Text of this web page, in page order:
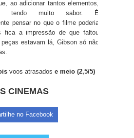
ao adicionar tantos elementos,
tendo muito sabor. É
pensar no que o filme poderia
fica a impressão de que faltou
estavam lá, Gibson só não
voos atrasados e meio (2,5/5)
CINEMAS
no Facebook